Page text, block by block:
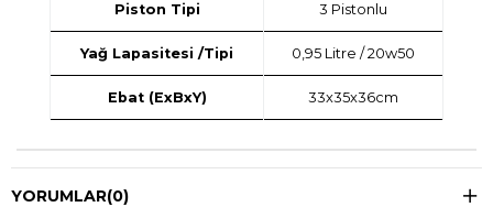
Piston Tipi 3 Pistonlu
Yağ Lapasitesi /Tipi 0,95 Litre / 20w50
Ebat (ExBxY) 33x35x36cm
YORUMLAR(0)